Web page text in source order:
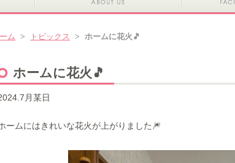
ム > トピックス > ホームに花火🎵
ホームに花火🎵
月某日
ームにはきれいな花火が上がりました🎆